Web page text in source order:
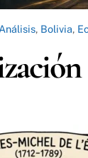
Análisis, Bolivia,